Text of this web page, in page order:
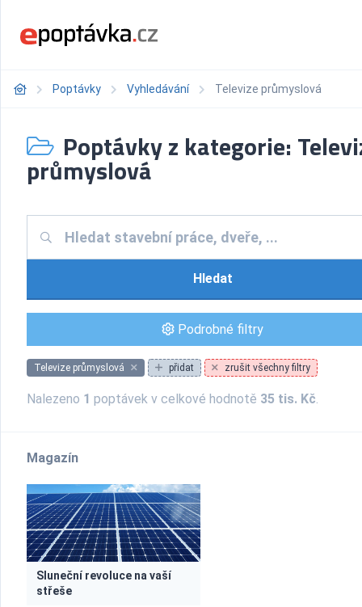
Poptávky Vyhledávání Televize průmyslová
Poptávky z kategorie:
průmyslová
Hledat
Podrobné filtry
Televize průmyslová přidat zrušit všechny filtry
Nalezeno 1 poptávek v celkové hodnotě 35 tis. Kč.
Magazín
Sluneční revoluce na vaší
střeše